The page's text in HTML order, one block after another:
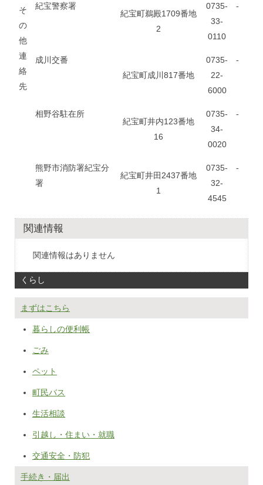
そ
の
他
連
絡
先
紀宝警察署
紀宝町鵜殿1709番地
2
0735-
33-
0110
-
成川交番
紀宝町成川817番地
0735-
22-
6000
-
相野谷駐在所
紀宝町井内123番地
16
0735-
34-
0020
-
熊野市消防署紀宝分
署
紀宝町井田2437番地
1
0735-
32-
4545
-
関連情報
関連情報はありません
くらし
まずはこちら
暮らしの便利帳
ごみ
ペット
町民バス
生活相談
引越し・住まい・就職
交通安全・防犯
手続き・届出